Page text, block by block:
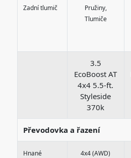
Zadní tlumič
Pružiny,
Tlumiče
3.5
EcoBoost AT
4x4 5.5-ft.
Styleside
370k
Převodovka a řazení
Hnané
4x4 (AWD)